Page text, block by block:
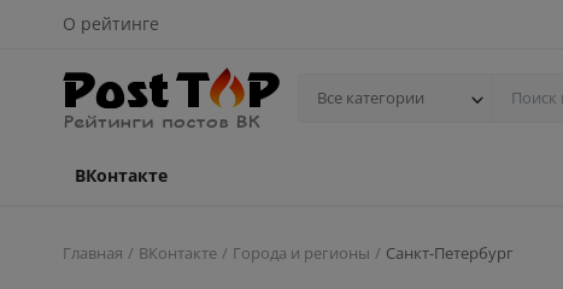
О рейтинге
Все категории
ВКонтакте
Главная ВКонтакте Города и регионы Санкт-Петербург